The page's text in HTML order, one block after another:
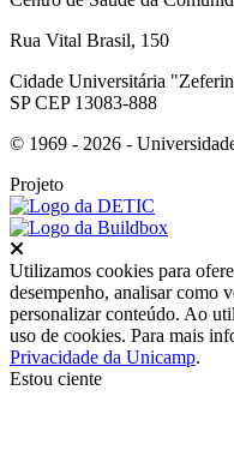
Rua Vital Brasil, 150
Cidade Universitária
SP CEP 13083-888
© 1969 - 2026 -
Projeto
Utilizamos cookies para
desempenho, analisar como
personalizar conteúdo. Ao
uso de cookies. Para mais
Privacidade da Unicamp.
Estou ciente